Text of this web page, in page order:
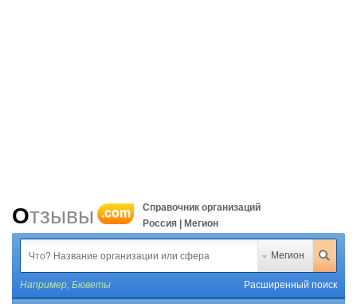
Отзывы .com
Справочник организаций
Россия | Мегион
Мегион
Например, Бюветы Расширенный поиск